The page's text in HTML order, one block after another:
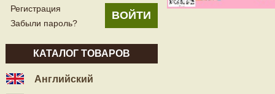
Регистрация
Забыли пароль?
КАТАЛОГ ТОВАРОВ
Английский